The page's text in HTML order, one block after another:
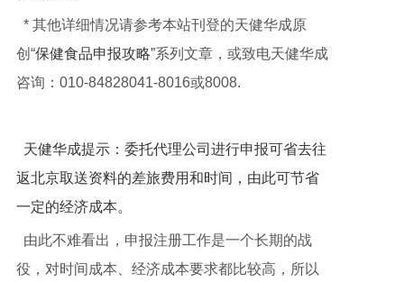
* 其他详细情况请参考本站刊登的天健华成原
创“保健食品申报攻略”系列文章，或致电天健华成
咨询：010-84828041-8016或8008.
天健华成提示：委托代理公司进行申报可省去往
返北京取送资料的差旅费用和时间，由此可节省
一定的经济成本。
由此不难看出，申报注册工作是一个长期的战
役，对时间成本、经济成本要求都比较高，所以